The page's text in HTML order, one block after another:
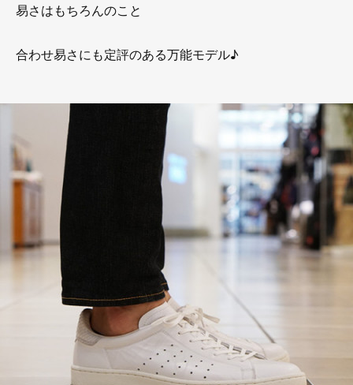
易さはもちろんのこと
合わせ易さにも定評のある万能モデル♪